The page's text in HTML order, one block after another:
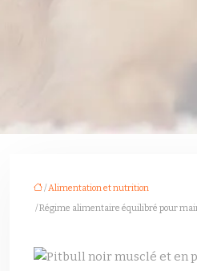
/Alimentation et nutrition
/ Régime alimentaire équilibré pour